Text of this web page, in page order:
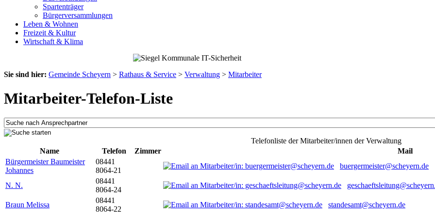
Spartenträger
Bürgerversammlungen
Leben & Wohnen
Freizeit & Kultur
Wirtschaft & Klima
Sie sind hier: Gemeinde Scheyern > Rathaus & Service > Verwaltung > Mitarbeiter
Mitarbeiter-Telefon-Liste
Telefonliste der Mitarbeiter/innen der Verwaltung
Name
Telefon Zimmer
Mail
Bürgermeister Baumeister
Johannes
08441
8064-21
buergermeister@scheyern.de
N. N.
08441
8064-24
Braun Melissa
08441
8064-22
standesamt@scheyern.de